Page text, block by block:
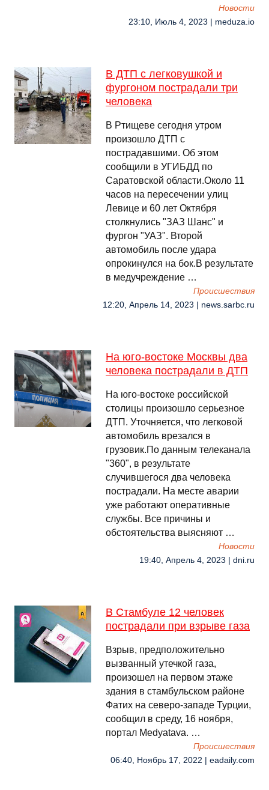
Новости
23:10, Июль 4, 2023 | meduza.io
В ДТП с легковушкой и
фургоном пострадали три
человека
В Ртищеве сегодня утром
произошло ДТП с
пострадавшими. Об этом
сообщили в УГИБДД по
Саратовской области.Около 11
часов на пересечении улиц
Левице и 60 лет Октября
столкнулись "ЗАЗ Шанс" и
фургон "УАЗ". Второй
автомобиль после удара
опрокинулся на бок.В результате
в медучреждение …
Происшествия
12:20, Апрель 14, 2023 | news.sarbc.ru
На юго-востоке Москвы два
человека пострадали в ДТП
На юго-востоке российской
столицы произошло серьезное
ДТП. Уточняется, что легковой
автомобиль врезался в
грузовик.По данным телеканала
"360", в результате
случившегося два человека
пострадали. На месте аварии
уже работают оперативные
службы. Все причины и
обстоятельства выясняют …
Новости
19:40, Апрель 4, 2023 | dni.ru
В Стамбуле 12 человек
пострадали при взрыве газа
Взрыв, предположительно
вызванный утечкой газа,
произошел на первом этаже
здания в стамбульском районе
Фатих на северо-западе Турции,
сообщил в среду, 16 ноября,
портал Medyatava. …
Происшествия
06:40, Ноябрь 17, 2022 | eadaily.com